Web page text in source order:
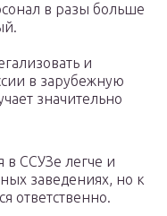
в разы больше
и
в зарубежную
значительно
в ССУЗе легче и
заведениях, но к
ответственно.